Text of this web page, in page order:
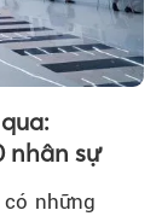
nhân sự
những